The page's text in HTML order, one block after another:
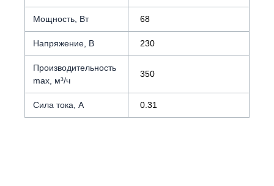
Мощность, Вт 68
Напряжение, В 230
Производительность
max, м³/ч
350
Сила тока, А 0.31